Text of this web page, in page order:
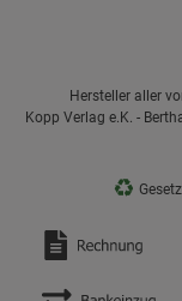
Hersteller aller
Kopp Verlag e.K. -
♻